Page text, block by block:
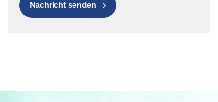
Nachricht senden